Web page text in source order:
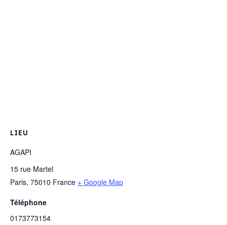
LIEU
AGAPI
15 rue Martel
Paris, 75010 France + Google Map
Téléphone
0173773154